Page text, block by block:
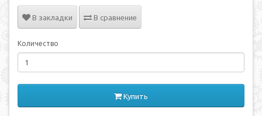
В закладки В сравнение
Количество
Купить